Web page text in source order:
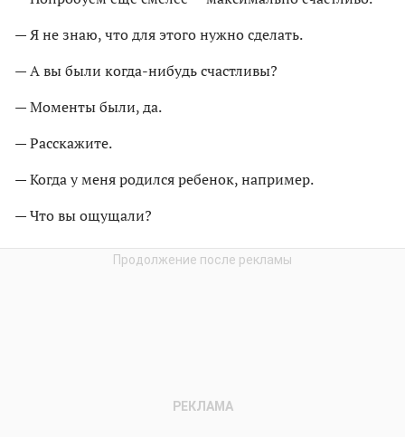
— Я не знаю, что для этого нужно сделать.
— А вы были когда-нибудь счастливы?
— Моменты были, да.
— Расскажите.
— Когда у меня родился ребенок, например.
— Что вы ощущали?